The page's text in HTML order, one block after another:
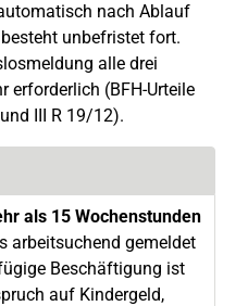
nach Ablauf
unbefristet fort.
alle drei
erforderlich (BFH-Urteile
III R 19/12).
als 15 Wochenstunden
arbeitsuchend gemeldet
Beschäftigung ist
auf Kindergeld,